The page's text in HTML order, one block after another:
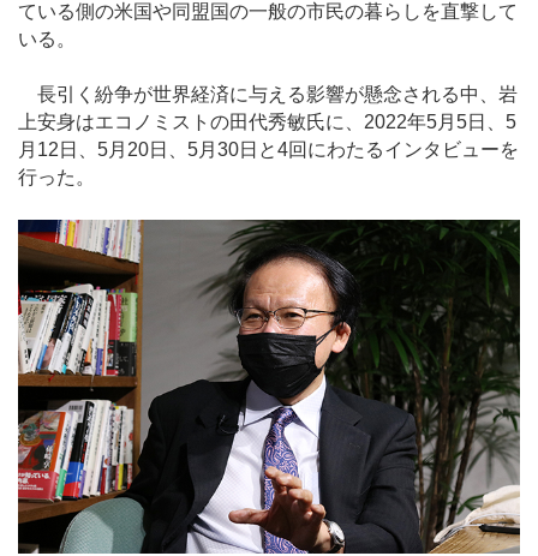
ている側の米国や同盟国の一般の市民の暮らしを直撃して
いる。
長引く紛争が世界経済に与える影響が懸念される中、岩
上安身はエコノミストの田代秀敏氏に、2022年5月5日、5
月12日、5月20日、5月30日と4回にわたるインタビューを
行った。